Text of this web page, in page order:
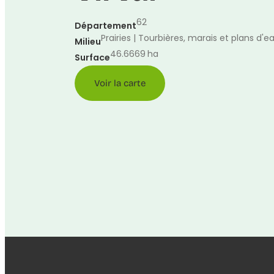
Département62
MilieuPrairies | Tourbières, marais et plans
Surface46.6669 ha
Voir la carte